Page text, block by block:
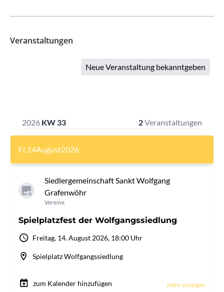
Veranstaltungen